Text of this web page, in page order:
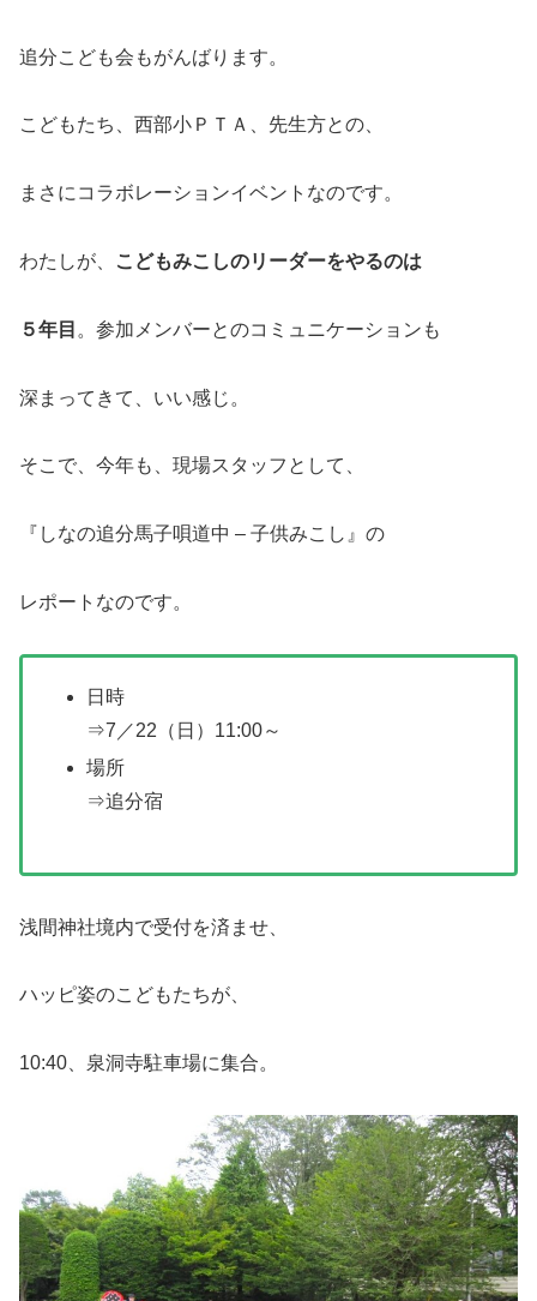
追分こども会もがんばります。
こどもたち、西部小ＰＴＡ、先生方との、
まさにコラボレーションイベントなのです。
わたしが、 こどもみこしのリーダーをやるのは
５年目 。参加メンバーとのコミュニケーションも
深まってきて、いい感じ。
そこで、今年も、現場スタッフとして、
『しなの追分馬子唄道中 – 子供みこし』の
レポートなのです。
日時
⇒7／22（日）11:00～
場所
⇒追分宿
浅間神社境内で受付を済ませ、
ハッピ姿のこどもたちが、
10:40、泉洞寺駐車場に集合。